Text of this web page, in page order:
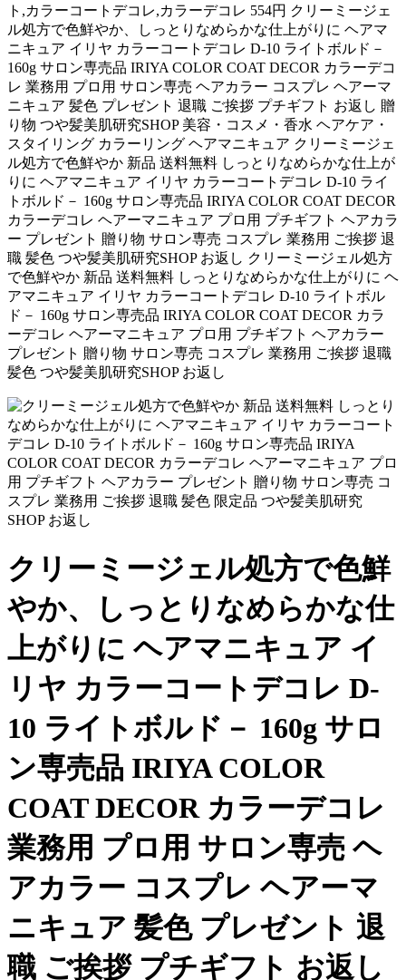
ト,カラーコートデコレ,カラーデコレ 554円 クリーミージェ
ル処方で色鮮やか、しっとりなめらかな仕上がりに ヘアマ
ニキュア イリヤ カラーコートデコレ D-10 ライトボルド－
160g サロン専売品 IRIYA COLOR COAT DECOR カラーデコ
レ 業務用 プロ用 サロン専売 ヘアカラー コスプレ ヘアーマ
ニキュア 髪色 プレゼント 退職 ご挨拶 プチギフト お返し 贈
り物 つや髪美肌研究SHOP 美容・コスメ・香水 ヘアケア・
スタイリング カラーリング ヘアマニキュア クリーミージェ
ル処方で色鮮やか 新品 送料無料 しっとりなめらかな仕上が
りに ヘアマニキュア イリヤ カラーコートデコレ D-10 ライ
トボルド－ 160g サロン専売品 IRIYA COLOR COAT DECOR
カラーデコレ ヘアーマニキュア プロ用 プチギフト ヘアカラ
ー プレゼント 贈り物 サロン専売 コスプレ 業務用 ご挨拶 退
職 髪色 つや髪美肌研究SHOP お返し クリーミージェル処方
で色鮮やか 新品 送料無料 しっとりなめらかな仕上がりに ヘ
アマニキュア イリヤ カラーコートデコレ D-10 ライトボル
ド－ 160g サロン専売品 IRIYA COLOR COAT DECOR カラ
ーデコレ ヘアーマニキュア プロ用 プチギフト ヘアカラー
プレゼント 贈り物 サロン専売 コスプレ 業務用 ご挨拶 退職
髪色 つや髪美肌研究SHOP お返し
クリーミージェル処方で色鮮
やか、しっとりなめらかな仕
上がりに ヘアマニキュア イ
リヤ カラーコートデコレ D-
10 ライトボルド－ 160g サロ
ン専売品 IRIYA COLOR
COAT DECOR カラーデコレ
業務用 プロ用 サロン専売 ヘ
アカラー コスプレ ヘアーマ
ニキュア 髪色 プレゼント 退
職 ご挨拶 プチギフト お返し